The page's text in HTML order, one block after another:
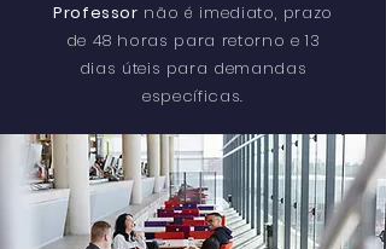
Professor não é imediato, prazo
de 48 horas para retorno e 13
dias úteis para demandas
específicas.